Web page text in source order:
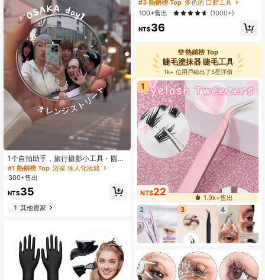
1个自拍助手，旅行摄影小工具 - 圆形
镜子，方便拍照和查看照片，大小尺
寸可选，凸面广角镜头，旅行必备好
礼，自拍配件，便携，非常适合集体
照、赠品、旅行、平价好物、旅行必
#1 熱銷榜 Top 浴室 個人化妝鏡
300+售出
NT$35
1其他賣家
舌轉化為乾淨健康的舌頭，改善口腔
衛生，減少口臭
#3 熱銷榜 Top 多色的 口腔工具
回購率高的顧客
#3 熱銷榜 Top 多色的 口腔工具
回購率高的顧客
#3 熱銷榜 Top
回購率高的顧客
100+售出 (1000+)
NT$36
熱銷榜 Top
睫毛塗抹器 睫毛工具
1k+ 位用戶給出了5星評價
1
NT$22
1.9k+售出
2
3 4